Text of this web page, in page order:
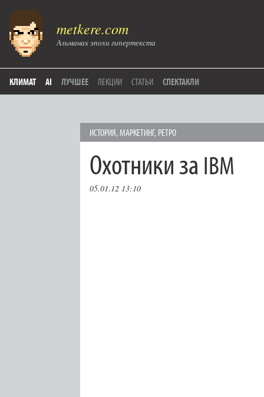
metkere.com
Альманах эпохи гипертекста
КЛИМАТ AI ЛУЧШЕЕ ЛЕКЦИИ СТАТЬИ СПЕКТАКЛИ
ИСТОРИЯ,МАРКЕТИНГ, РЕТРО
Охотники за IBM
05.01.12 13:10